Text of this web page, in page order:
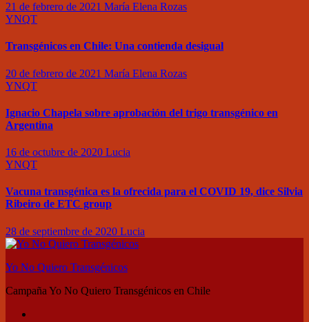
21 de febrero de 2021 María Elena Rozas
YNQT
Transgénicos en Chile: Una contienda desigual
20 de febrero de 2021 María Elena Rozas
YNQT
Ignacio Chapela sobre aprobación del trigo transgénico en
Argentina
16 de octubre de 2020 Lucia
YNQT
Vacuna transgénica es la ofrecida para el COVID 19, dice Silvia
Ribeiro de ETC group
28 de septiembre de 2020 Lucia
Yo No Quiero Transgénicos
Campaña Yo No Quiero Transgénicos en Chile